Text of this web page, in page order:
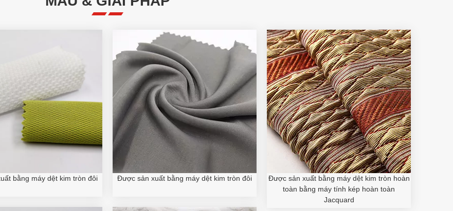
bằng máy dệt kim tròn đôi Được sản xuất bằng máy dệt kim tròn đôi
Được sản xuất bằng máy dệt kim tròn hoàn
toàn bằng máy tính kép hoàn toàn
Jacquard